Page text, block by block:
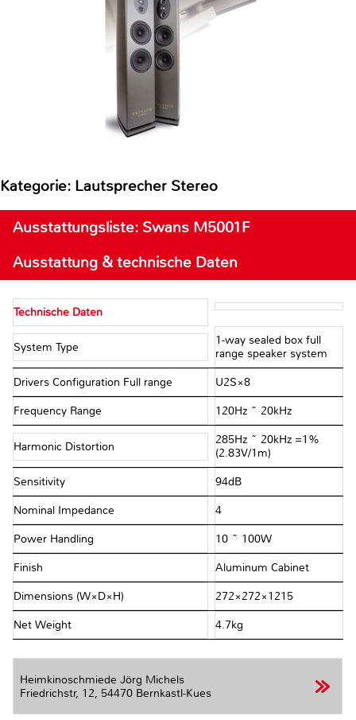
Kategorie: Lautsprecher Stereo
Ausstattungsliste: Swans M5001F
Ausstattung & technische Daten
Technische Daten
System Type
1-way sealed box full
range speaker system
Drivers Configuration Full range U2S×8
Frequency Range 120Hz ~ 20kHz
Harmonic Distortion
285Hz ~ 20kHz =1%
(2.83V/1m)
Sensitivity 94dB
Nominal Impedance 4Ω
Power Handling 10 ~ 100W
Finish Aluminum Cabinet
Dimensions (W×D×H) 272×272×1215
Net Weight 4.7kg
Heimkinoschmiede Jörg Michels
Friedrichstr, 12, 54470 Bernkastl-Kues